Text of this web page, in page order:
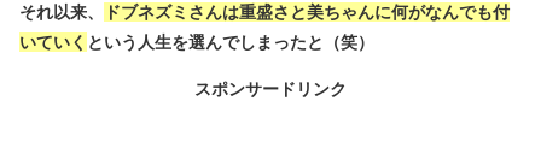
それ以来、
ドブネズミさんは重盛さと美ちゃんに何がなんでも付
いていく という人生を選んでしまったと（笑）
スポンサードリンク